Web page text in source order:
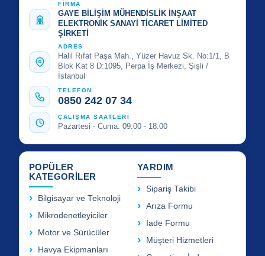
FİRMA
GAYE BİLİŞİM MÜHENDİSLİK İNŞAAT
ELEKTRONİK SANAYİ TİCARET LİMİTED
ŞİRKETİ
ADRES
Halil Rıfat Paşa Mah., Yüzer Havuz Sk. No:1/1, B
Blok Kat 8 D:1095, Perpa İş Merkezi, Şişli /
İstanbul
TELEFON
0850 242 07 34
ÇALIŞMA SAATLERİ
Pazartesi - Cuma: 09:00 - 18:00
POPÜLER
KATEGORİLER
Bilgisayar ve Teknoloji
Mikrodenetleyiciler
Motor ve Sürücüler
Havya Ekipmanları
YARDIM
Sipariş Takibi
Arıza Formu
İade Formu
Müşteri Hizmetleri